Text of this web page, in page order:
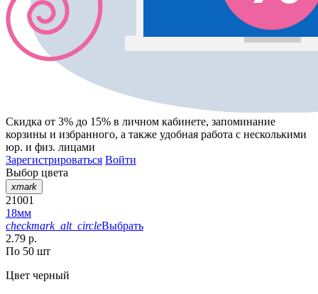
Скидка от 3% до 15% в личном кабинете, запоминание
корзины и избранного, а также удобная работа с несколькими
юр. и физ. лицами
Зарегистрироваться Войти
Выбор цвета
xmark
21001
18мм
checkmark_alt_circleВыбрать
2.79 р.
По 50 шт
Цвет черный